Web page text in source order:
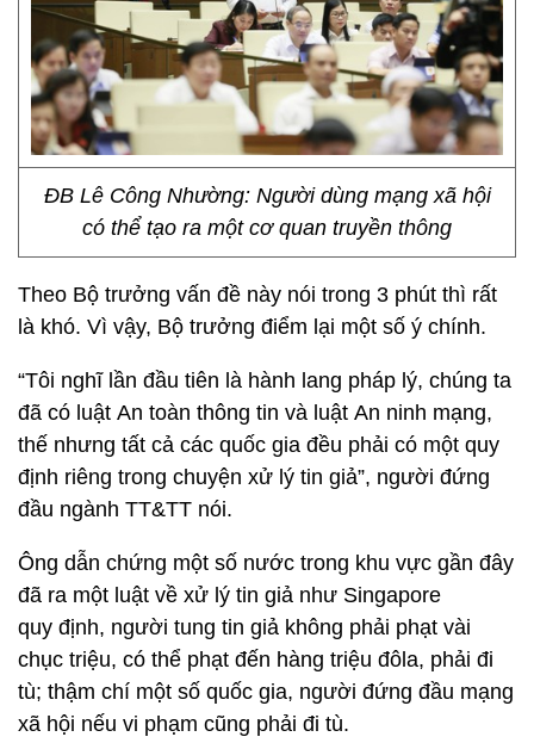
ĐB Lê Công Nhường: Người dùng mạng xã hội
có thể tạo ra một cơ quan truyền thông
Theo Bộ trưởng vấn đề này nói trong 3 phút thì rất
là khó. Vì vậy, Bộ trưởng điểm lại một số ý chính.
“Tôi nghĩ lần đầu tiên là hành lang pháp lý, chúng ta
đã có luật An toàn thông tin và luật An ninh mạng,
thế nhưng tất cả các quốc gia đều phải có một quy
định riêng trong chuyện xử lý tin giả”, người đứng
đầu ngành TT&TT nói.
Ông dẫn chứng một số nước trong khu vực gần đây
đã ra một luật về xử lý tin giả như Singapore
quy định, người tung tin giả không phải phạt vài
chục triệu, có thể phạt đến hàng triệu đôla, phải đi
tù; thậm chí một số quốc gia, người đứng đầu mạng
xã hội nếu vi phạm cũng phải đi tù.